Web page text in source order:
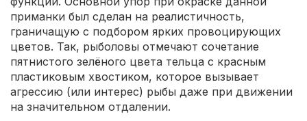
приманки был сделан на реалистичность,
граничащую с подбором ярких провоцирующих
цветов. Так, рыболовы отмечают сочетание
пятнистого зелёного цвета тельца с красным
пластиковым хвостиком, которое вызывает
агрессию (или интерес) рыбы даже при движении
на значительном отдалении.